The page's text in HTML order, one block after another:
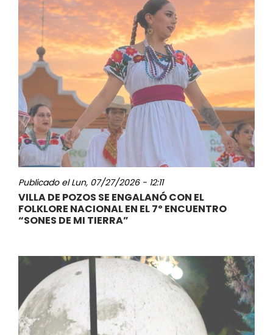
Publicado elLun, 07/27/2026 - 12:11
VILLA DE POZOS SE ENGALANÓ CON EL
FOLKLORE NACIONAL EN EL 7º ENCUENTRO
“SONES DE MI TIERRA”